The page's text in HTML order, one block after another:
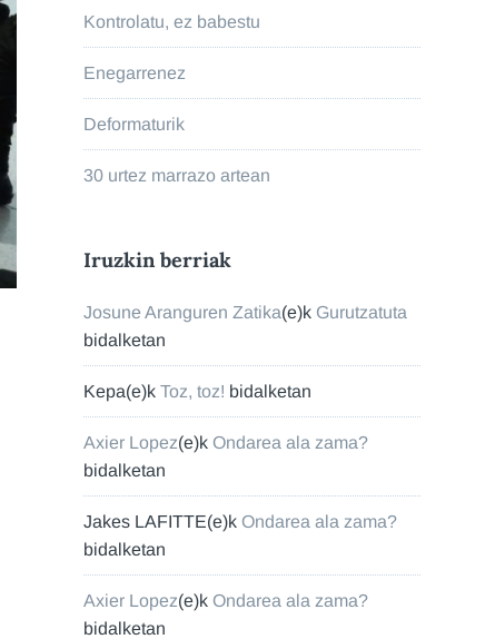
Kontrolatu, ez babestu
Enegarrenez
Deformaturik
30 urtez marrazo artean
Iruzkin berriak
Josune Aranguren Zatika(e)k Gurutzatuta
bidalketan
Kepa(e)kToz, toz! bidalketan
Axier Lopez(e)kOndarea ala zama?
bidalketan
Jakes LAFITTE(e)kOndarea ala zama?
bidalketan
Axier Lopez(e)kOndarea ala zama?
bidalketan